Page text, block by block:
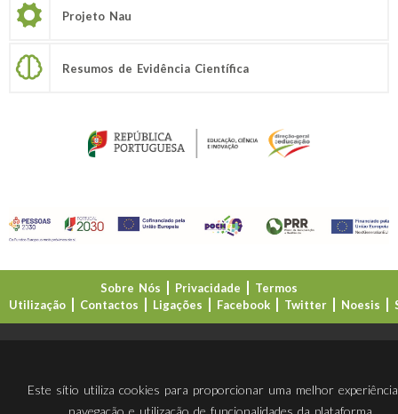
Projeto Nau
Resumos de Evidência Científica
Sobre Nós Privacidade
Termos
Utilização
Contactos Ligações Facebook Twitter Noesis
Este sítio utiliza cookies para proporcionar uma melhor
navegação e utilização de funcionalidades da plataforma.